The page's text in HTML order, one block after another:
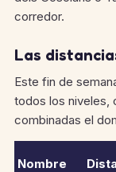
corredor.
Las
Este fin de
todos los niveles,
combinadas el
Nombre